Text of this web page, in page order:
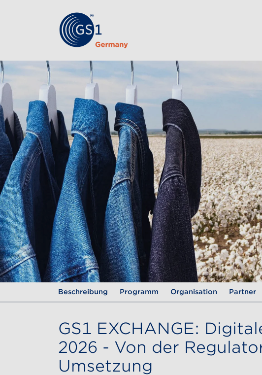
Beschreibung Programm Organisation Partner
GS1 EXCHANGE:
2026 - Von der
Umsetzung